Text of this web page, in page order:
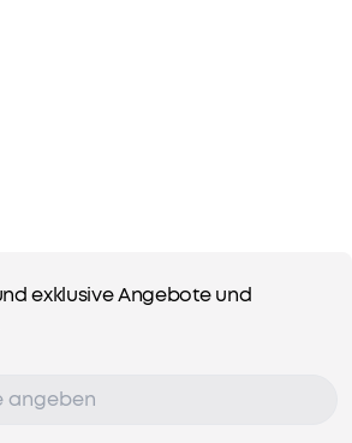
exklusive Angebote und